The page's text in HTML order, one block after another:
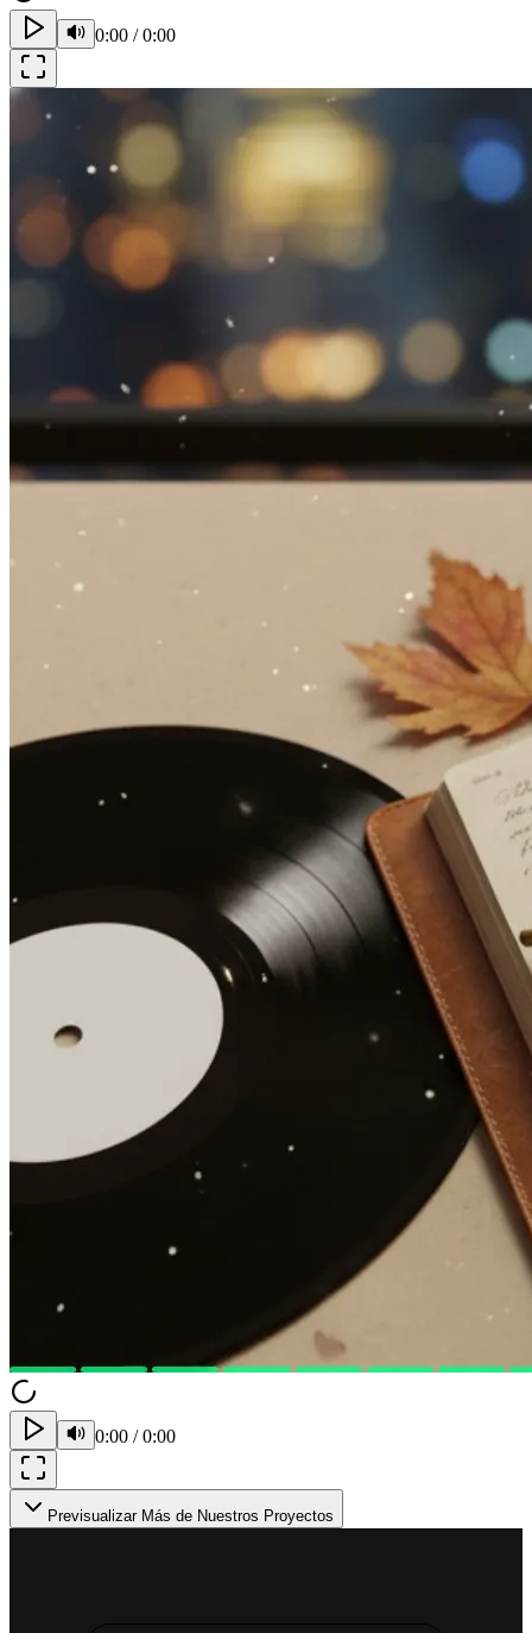
0:00 /0:00
0:00 /0:00
Previsualizar Más de Nuestros Proyectos